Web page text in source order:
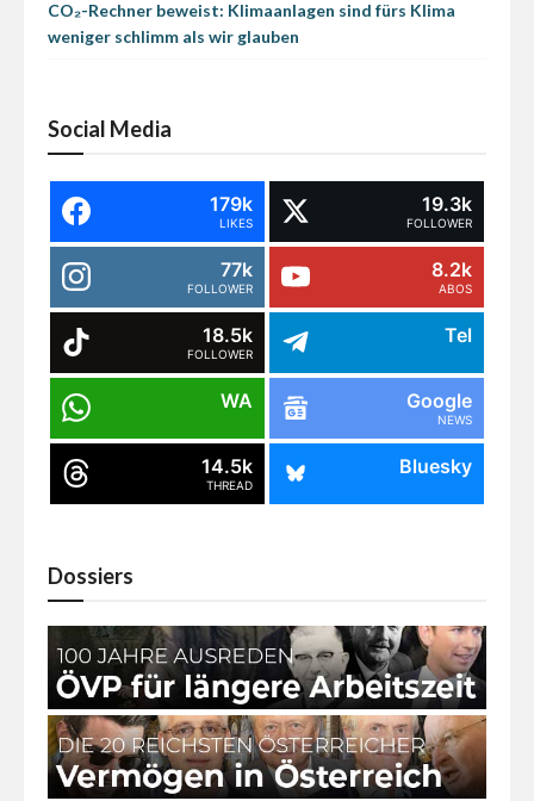
CO₂-Rechner beweist: Klimaanlagen sind fürs Klima
weniger schlimm als wir glauben
Social Media
179k
LIKES
19.3k
FOLLOWER
77k
FOLLOWER
8.2k
ABOS
18.5k
FOLLOWER
Tel
WA Google
NEWS
14.5k
THREAD
Bluesky
Dossiers